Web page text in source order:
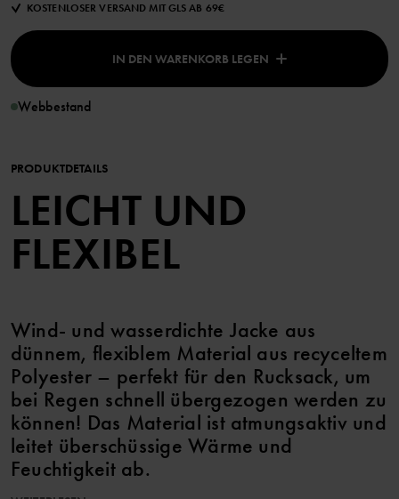
KOSTENLOSER VERSAND MIT GLS AB 69€
IN DEN WARENKORB LEGEN
Webbestand
PRODUKTDETAILS
LEICHT UND
FLEXIBEL
Wind- und wasserdichte Jacke aus
dünnem, flexiblem Material aus recyceltem
Polyester – perfekt für den Rucksack, um
bei Regen schnell übergezogen werden zu
können! Das Material ist atmungsaktiv und
leitet überschüssige Wärme und
Feuchtigkeit ab.